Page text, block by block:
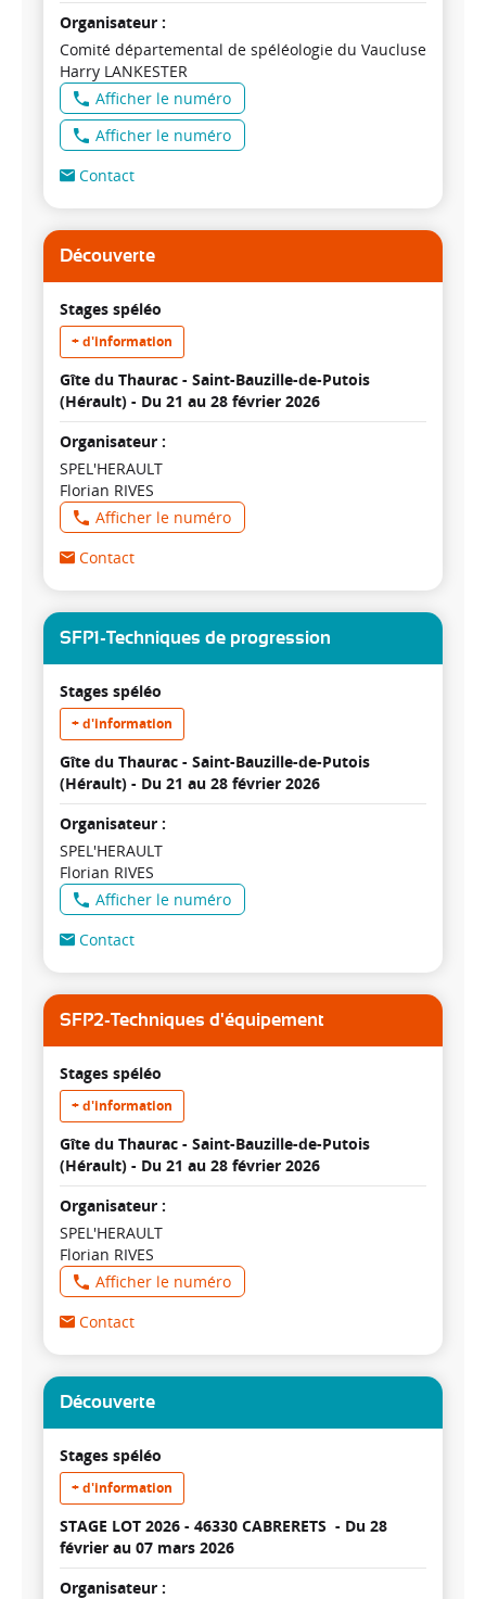
Organisateur :
Comité départemental de spéléologie du Vaucluse
Harry LANKESTER
Afficher le numéro
Afficher le numéro
Contact
Découverte
Stages spéléo
+ d'information
Gîte du Thaurac - Saint-Bauzille-de-Putois
(Hérault) - Du 21 au 28 février 2026
Organisateur :
SPEL'HERAULT
Florian RIVES
Afficher le numéro
Contact
SFP1-Techniques de progression
Stages spéléo
+ d'information
Gîte du Thaurac - Saint-Bauzille-de-Putois
(Hérault) - Du 21 au 28 février 2026
Organisateur :
SPEL'HERAULT
Florian RIVES
Afficher le numéro
Contact
SFP2-Techniques d'équipement
Stages spéléo
+ d'information
Gîte du Thaurac - Saint-Bauzille-de-Putois
(Hérault) - Du 21 au 28 février 2026
Organisateur :
SPEL'HERAULT
Florian RIVES
Afficher le numéro
Contact
Découverte
Stages spéléo
+ d'information
STAGE LOT 2026 - 46330 CABRERETS - Du 28
février au 07 mars 2026
Organisateur :